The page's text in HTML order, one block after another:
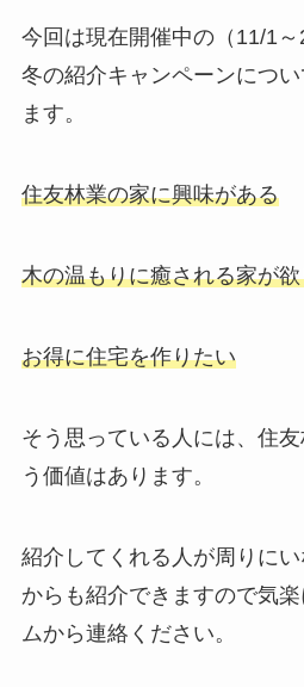
今回は現在開催中の（11/1
冬の紹介キャンペーンにつ
ます。
住友林業の家に興味がある
木の温もりに癒される家が
お得に住宅を作りたい
そう思っている人には、住
う価値はあります。
紹介してくれる人が周りに
からも紹介できますので気
ムから連絡ください。